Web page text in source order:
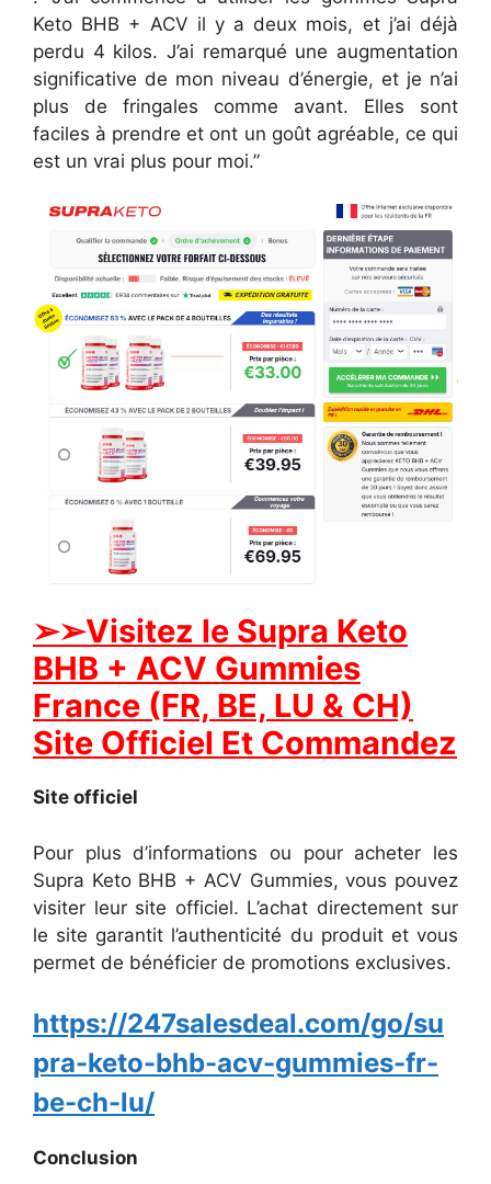
Keto BHB + ACV il y a deux mois, et j’ai déjà
perdu 4 kilos. J’ai remarqué une augmentation
significative de mon niveau d’énergie, et je n’ai
plus de fringales comme avant. Elles sont
faciles à prendre et ont un goût agréable, ce qui
est un vrai plus pour moi.”
➢➢Visitez le Supra Keto
BHB + ACV Gummies
France (FR, BE, LU & CH)
Site Officiel Et Commandez
Site officiel
Pour plus d’informations ou pour acheter les
Supra Keto BHB + ACV Gummies, vous pouvez
visiter leur site officiel. L’achat directement sur
le site garantit l’authenticité du produit et vous
permet de bénéficier de promotions exclusives.
https://247salesdeal.com/go/su
pra-keto-bhb-acv-gummies-fr-
be-ch-lu/
Conclusion